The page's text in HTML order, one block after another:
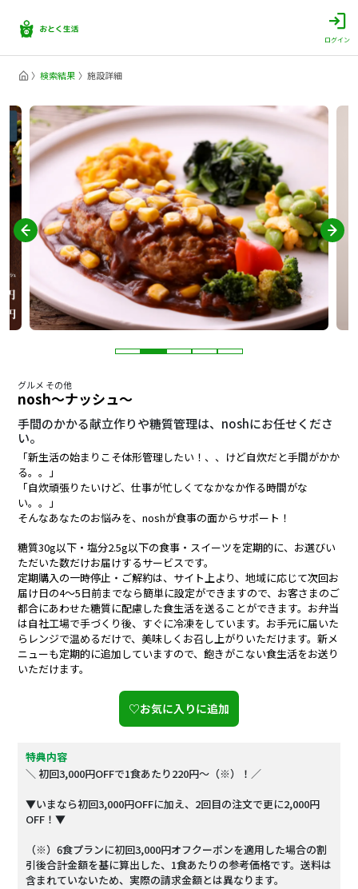
ログイン
検索結果 施設詳細
グルメ その他
nosh～ナッシュ～
手間のかかる献立作りや糖質管理は、noshにお任せくださ
い。
「新生活の始まりこそ体形管理したい！、、けど自炊だと手間がかか
る。。」
「自炊頑張りたいけど、仕事が忙しくてなかなか作る時間がな
い。。」
そんなあなたのお悩みを、noshが食事の面からサポート！
糖質30g以下・塩分2.5g以下の食事・スイーツを定期的に、お選びい
ただいた数だけお届けするサービスです。
定期購入の一時停止・ご解約は、サイト上より、地域に応じて次回お
届け日の4～5日前までなら簡単に設定ができますので、お客さまのご
都合にあわせた糖質に配慮した食生活を送ることができます。お弁当
は自社工場で手づくり後、すぐに冷凍をしています。お手元に届いた
らレンジで温めるだけで、美味しくお召し上がりいただけます。新メ
ニューも定期的に追加していますので、飽きがこない食生活をお送り
いただけます。
♡お気に入りに追加
特典内容
＼ 初回3,000円OFFで1食あたり220円～（※）！／
▼いまなら初回3,000円OFFに加え、2回目の注文で更に2,000円
OFF！▼
（※）6食プランに初回3,000円オフクーポンを適用した場合の割
引後合計金額を基に算出した、1食あたりの参考価格です。送料は
含まれていないため、実際の請求金額とは異なります。